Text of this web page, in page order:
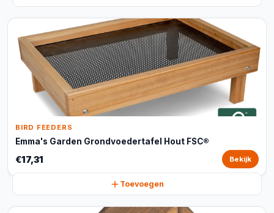
BIRD FEEDERS
Emma's Garden Grondvoedertafel Hout FSC®
€17,31 Bekijk
Toevoegen